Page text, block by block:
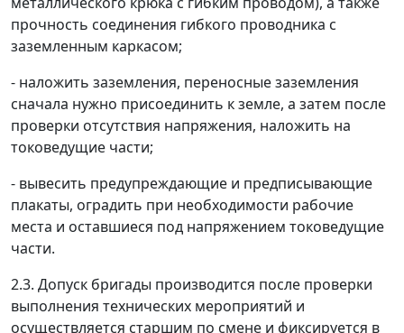
прочность соединения гибкого проводника с
заземленным каркасом;
- наложить заземления, переносные заземления
сначала нужно присоединить кземле, а затем после
проверки отсутствия напряжения, наложить на
токоведущие части;
- вывесить предупреждающие и предписывающие
плакаты, оградить при необходимости рабочие
места и оставшиеся под напряжением токоведущие
части.
2.3. Допуск бригады производится после проверки
выполнения технических мероприятий и
осуществляется старшим по смене и фиксируется в